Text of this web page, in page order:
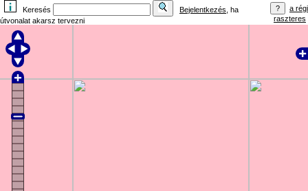
Keresés Bejelentkezés , ha
útvonalat akarsz tervezni
a régi
raszteres